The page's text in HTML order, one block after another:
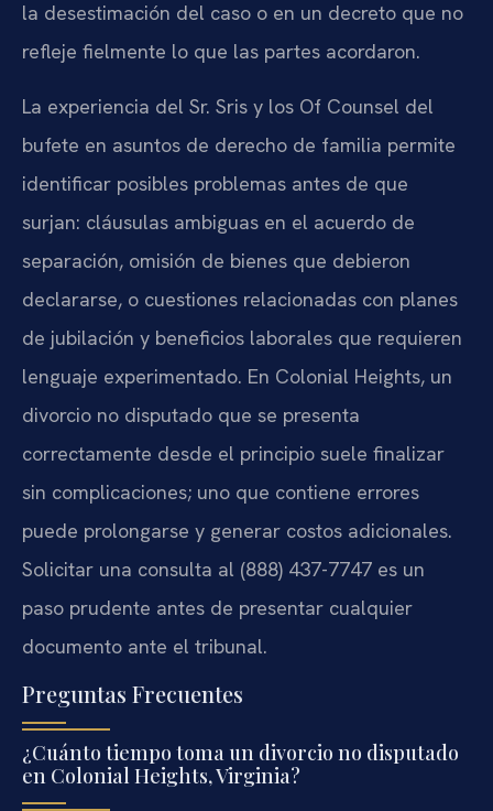
la desestimación del caso o en un decreto que no
refleje fielmente lo que las partes acordaron.
La experiencia del Sr. Sris y los Of Counsel del
bufete en asuntos de derecho de familia permite
identificar posibles problemas antes de que
surjan: cláusulas ambiguas en el acuerdo de
separación, omisión de bienes que debieron
declararse, o cuestiones relacionadas con planes
de jubilación y beneficios laborales que requieren
lenguaje experimentado. En Colonial Heights, un
divorcio no disputado que se presenta
correctamente desde el principio suele finalizar
sin complicaciones; uno que contiene errores
puede prolongarse y generar costos adicionales.
Solicitar una consulta al (888) 437-7747 es un
paso prudente antes de presentar cualquier
documento ante el tribunal.
Preguntas Frecuentes
¿Cuánto tiempo toma un divorcio no disputado
en Colonial Heights, Virginia?